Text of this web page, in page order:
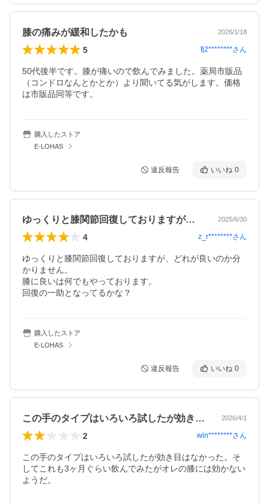
膝の痛みが緩和したかも 2026/1/18
5 fj2********さん
50代後半です。膝が痛いので飲んでみました。薬局市販品
（コンドロなんとかとか）より聞いてる気がします。価格
は市販品同等です。
購入したストア
E-LOHAS
違反報告 いいね 0
ゆっくりと膝関節回復しておりますが、ど… 2025/6/30
4 z_r********さん
ゆっくりと膝関節回復しておりますが、どれが良いのか分
かりません。
膝に良いは何でもやっております。
購入したストア
E-LOHAS
違反報告 いいね 0
この手のタイプはいろいろ試したが効き目… 2026/4/1
2 win********さん
この手のタイプはいろいろ試したが効き目はなかった。そ
してこれも3ヶ月ぐらい飲んでみたがオレの膝には効かない
ようだ。